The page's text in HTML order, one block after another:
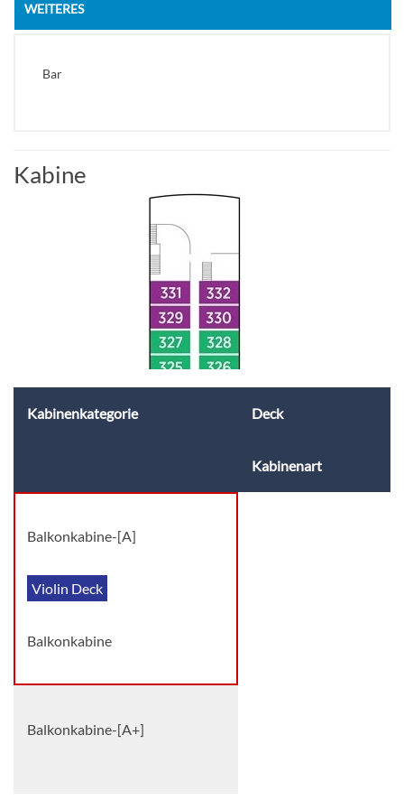
WEITERES
Bar
Kabine
Kabinenkategorie Deck
Kabinenart
Balkonkabine-[A]
Violin Deck
Balkonkabine
Balkonkabine-[A+]